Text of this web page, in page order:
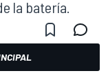
la batería.